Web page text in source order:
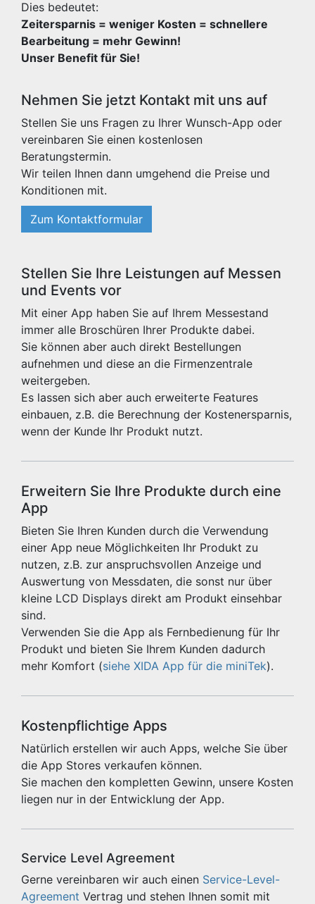
Dies bedeutet:
Zeitersparnis = weniger Kosten = schnellere
Bearbeitung = mehr Gewinn!
Unser Benefit für Sie!
Nehmen Sie jetzt Kontakt mit uns auf
Stellen Sie uns Fragen zu Ihrer Wunsch-App oder
vereinbaren Sie einen kostenlosen
Beratungstermin.
Wir teilen Ihnen dann umgehend die Preise und
Konditionen mit.
Zum Kontaktformular
Stellen Sie Ihre Leistungen auf Messen
und Events vor
Mit einer App haben Sie auf Ihrem Messestand
immer alle Broschüren Ihrer Produkte dabei.
Sie können aber auch direkt Bestellungen
aufnehmen und diese an die Firmenzentrale
weitergeben.
Es lassen sich aber auch erweiterte Features
einbauen, z.B. die Berechnung der Kostenersparnis,
wenn der Kunde Ihr Produkt nutzt.
Erweitern Sie Ihre Produkte durch eine
App
Bieten Sie Ihren Kunden durch die Verwendung
einer App neue Möglichkeiten Ihr Produkt zu
nutzen, z.B. zur anspruchsvollen Anzeige und
Auswertung von Messdaten, die sonst nur über
kleine LCD Displays direkt am Produkt einsehbar
sind.
Verwenden Sie die App als Fernbedienung für Ihr
Produkt und bieten Sie Ihrem Kunden dadurch
mehr Komfort (siehe XIDA App für die miniTek).
Kostenpflichtige Apps
Natürlich erstellen wir auch Apps, welche Sie über
die App Stores verkaufen können.
Sie machen den kompletten Gewinn, unsere Kosten
liegen nur in der Entwicklung der App.
Service Level Agreement
Gerne vereinbaren wir auch einen Service-Level-
Agreement Vertrag und stehen Ihnen somit mit